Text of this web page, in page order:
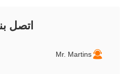
اتصل بنا
Mr. Martins